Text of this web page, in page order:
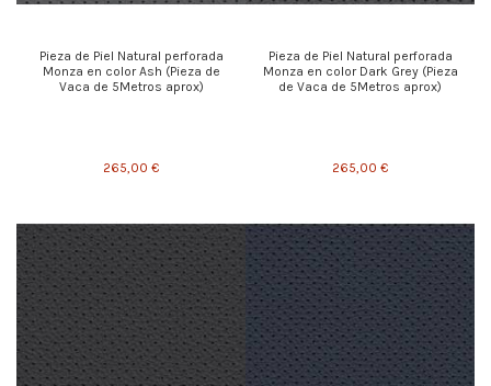
Pieza de Piel Natural perforada
Monza en color Ash (Pieza de
Vaca de 5Metros aprox)
265,00 €
Pieza de Piel Natural perforada
Monza en color Dark Grey (Pieza
de Vaca de 5Metros aprox)
265,00 €